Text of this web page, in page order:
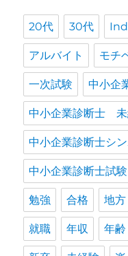
20代 30代
アルバイト モチ
一次試験 中小企
中小企業診断士 未
中小企業診断士シ
中小企業診断士試験
勉強 合格 地方
就職 年収 年齢